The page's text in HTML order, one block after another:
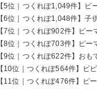
【5位｜つくれぽ1,049件】ピ
【6位｜つくれぽ1,048件】
【7位｜つくれぽ902件】ピ
【8位｜つくれぽ703件】ピ
【9位｜つくれぽ622件】お
【10位｜つくれぽ564件】ビ
【11位｜つくれぽ476件】ピ